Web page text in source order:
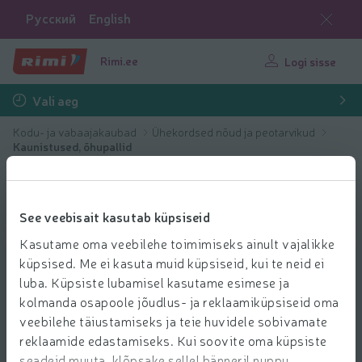
See veebisait kasutab küpsiseid
Kasutame oma veebilehe toimimiseks ainult vajalikke
küpsised. Me ei kasuta muid küpsiseid, kui te neid ei
luba. Küpsiste lubamisel kasutame esimese ja
kolmanda osapoole jõudlus- ja reklaamiküpsiseid oma
veebilehe täiustamiseks ja teie huvidele sobivamate
reklaamide edastamiseks. Kui soovite oma küpsiste
Русский English
Rimi.ee Logi sisse
Vali aeg
Kodu- ja vabaajakaubad
Ühekordsed nõud ja peotarvikud
Kaunistused, õhupallid